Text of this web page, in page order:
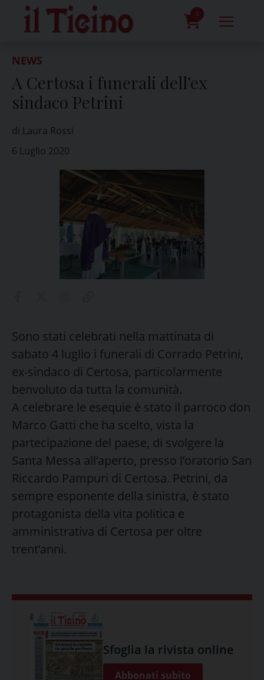
content
0
NEWS
A Certosa i funerali dell’ex
sindaco Petrini
di Laura Rossi
6 Luglio 2020
Sono stati celebrati nella mattinata di
sabato 4 luglio i funerali di Corrado Petrini,
ex-sindaco di Certosa, particolarmente
benvoluto da tutta la comunità.
A celebrare le esequie è stato il parroco don
Marco Gatti che ha scelto, vista la
partecipazione del paese, di svolgere la
Santa Messa all’aperto, presso l’oratorio San
Riccardo Pampuri di Certosa. Petrini, da
sempre esponente della sinistra, è stato
protagonista della vita politica e
amministrativa di Certosa per oltre
trent’anni.
Sfoglia la rivista online
Abbonati subito